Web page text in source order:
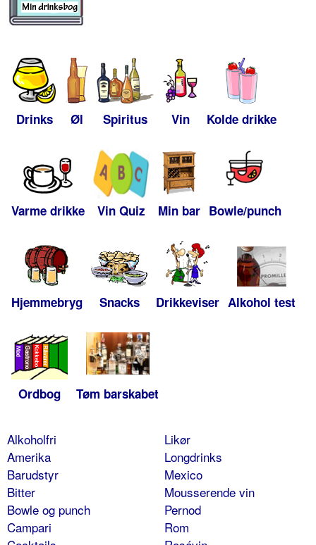
Drinks Øl Spiritus Vin Kolde drikke
Varme drikke Vin Quiz Min bar Bowle/punch
Hjemmebryg Snacks Drikkeviser Alkohol test
Ordbog Tøm barskabet
Alkoholfri
Amerika
Barudstyr
Bitter
Bowle og punch
Campari
Likør
Longdrinks
Mexico
Mousserende vin
Pernod
Rom